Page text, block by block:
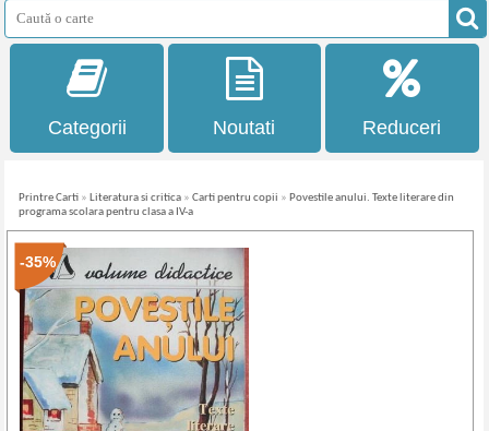
Categorii Noutati Reduceri
Printre Carti » Literatura si critica »Carti pentru copii » Povestile anului. Texte literare din
programa scolara pentru clasa a IV-a
-35%